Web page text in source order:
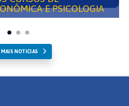
E PSICOLOGIA
NOTICIAS